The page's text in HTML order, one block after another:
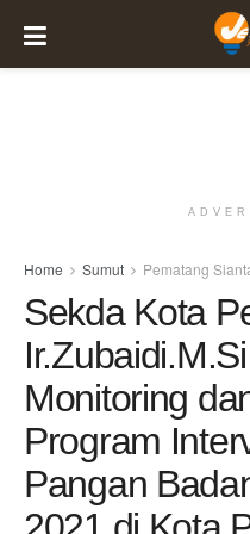
Home Sumut Pematang
Sekda Kota
Monitoring
Program
Pangan